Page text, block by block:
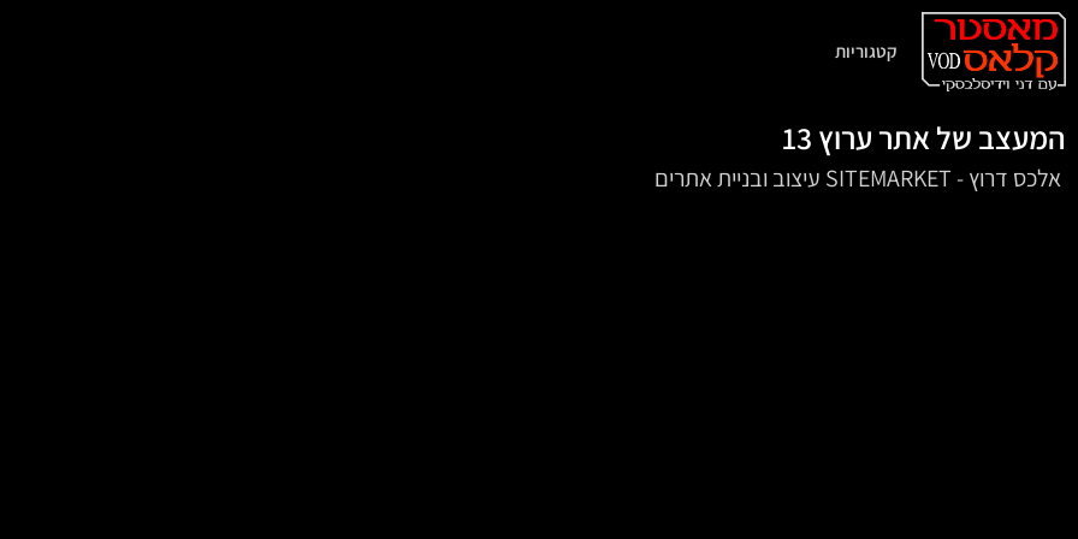
קטגוריות
המעצב של אתר ערוץ 13
‏ אלכס דרוץ - SITEMARKET עיצוב ובניית אתרים